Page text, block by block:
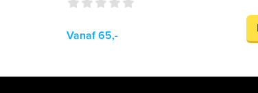
Vanaf 65,-